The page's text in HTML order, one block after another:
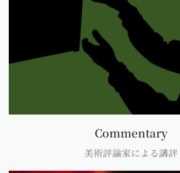
Commentary
美術評論家による講評